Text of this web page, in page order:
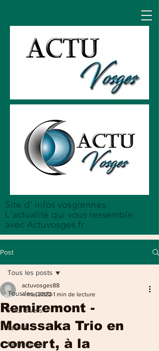
Site d' infos vosgiennes.
L'actualité qui vous ressemble
avec Actuvosges.fr
Post
Tous les posts
Faits divers
Epinal
Remiremont
Tous les posts
Remiremont -
Moussaka Trio en
concert, à la
actuvosges88
4 mai 2022 1 min de lecture